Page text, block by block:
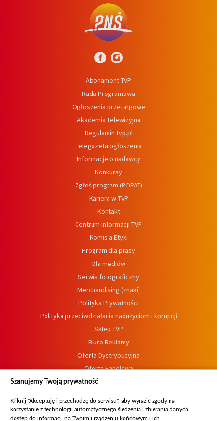
Abonament TVP
Rada Programowa
Ogłoszenia przetargowe
Akademia Telewizyjna
Regulamin tvp.pl
Telegazeta ogłoszenia
Informacje o nadawcy
Konkursy
Zgłoś program (ROPAT)
Kariera w TVP
Kontakt
Centrum informacji TVP
Komisja Etyki
Program dla prasy
Dla mediów
Serwis fotograficzny
Merchandising (znaki)
Polityka Prywatności
Polityka przeciwdziałania nadużyciom i korupcji
Sklep TVP
Biuro Reklamy
Oferta Dystrybucyjna
Oferta Handlowa
Dostępność
Procedura zgłoszeń wewnętrznych
Szanujemy Twoją prywatność
Kliknij "Akceptuję i przechodzę do serwisu", aby wyrazić zgody na
korzystanie z technologii automatycznego śledzenia i zbierania danych,
dostęp do informacji na Twoim urządzeniu końcowym i ich